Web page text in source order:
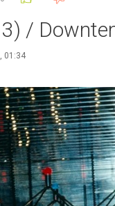
/
01:34